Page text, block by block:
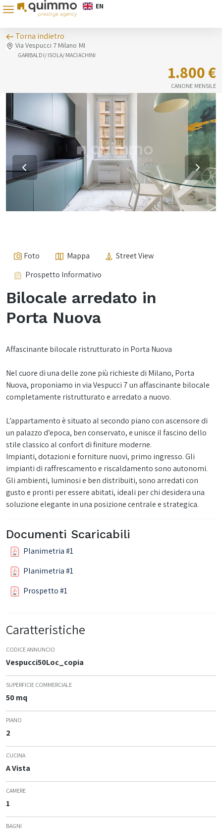
EN
Torna indietro
Via Vespucci 7 Milano MI
GARIBALDI/ ISOLA/ MACIACHINI
1.800 €
CANONE MENSILE
Foto Mappa
Street View
Prospetto Informativo
Bilocale arredato in
Porta Nuova
Affascinante bilocale ristrutturato in Porta Nuova
Nel cuore di una delle zone più richieste di Milano, Porta
Nuova, proponiamo in via Vespucci 7 un affascinante bilocale
completamente ristrutturato e arredato a nuovo.
L’appartamento è situato al secondo piano con ascensore di
un palazzo d’epoca, ben conservato, e unisce il fascino dello
stile classico al confort di finiture moderne.
Impianti, dotazioni e forniture nuovi, primo ingresso. Gli
impianti di raffrescamento e riscaldamento sono autonomi.
Gli ambienti, luminosi e ben distribuiti, sono arredati con
gusto e pronti per essere abitati, ideali per chi desidera una
soluzione elegante in una posizione centrale e strategica.
Documenti Scaricabili
Planimetria #1
Planimetria #1
Prospetto #1
Caratteristiche
CODICE ANNUNCIO
Vespucci50Loc_copia
SUPERFICIE COMMERCIALE
50 mq
PIANO
2
CUCINA
A Vista
CAMERE
1
BAGNI